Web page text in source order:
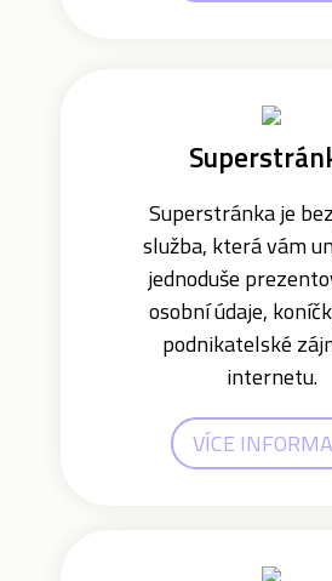
Superstránka je
služba, která vám
jednoduše
osobní údaje,
podnikatelské
internetu.
VÍCE